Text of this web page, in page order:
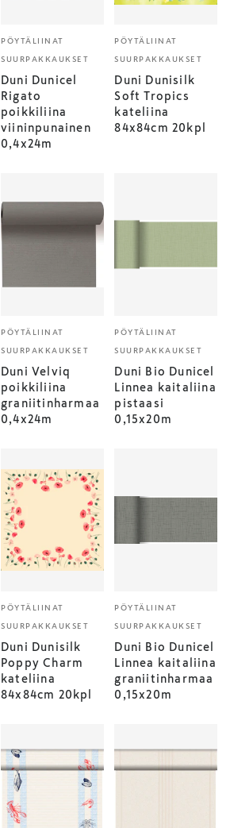
PÖYTÄLIINAT
SUURPAKKAUKSET
Duni Dunicel
Rigato
poikkiliina
viininpunainen
0,4x24m
PÖYTÄLIINAT
SUURPAKKAUKSET
Duni Dunisilk
Soft Tropics
kateliina
84x84cm 20kpl
PÖYTÄLIINAT
SUURPAKKAUKSET
Duni Velviq
poikkiliina
graniitinharmaa
0,4x24m
PÖYTÄLIINAT
SUURPAKKAUKSET
Duni Bio Dunicel
Linnea kaitaliina
pistaasi
0,15x20m
PÖYTÄLIINAT
SUURPAKKAUKSET
Duni Dunisilk
Poppy Charm
kateliina
84x84cm 20kpl
PÖYTÄLIINAT
SUURPAKKAUKSET
Duni Bio Dunicel
Linnea kaitaliina
graniitinharmaa
0,15x20m